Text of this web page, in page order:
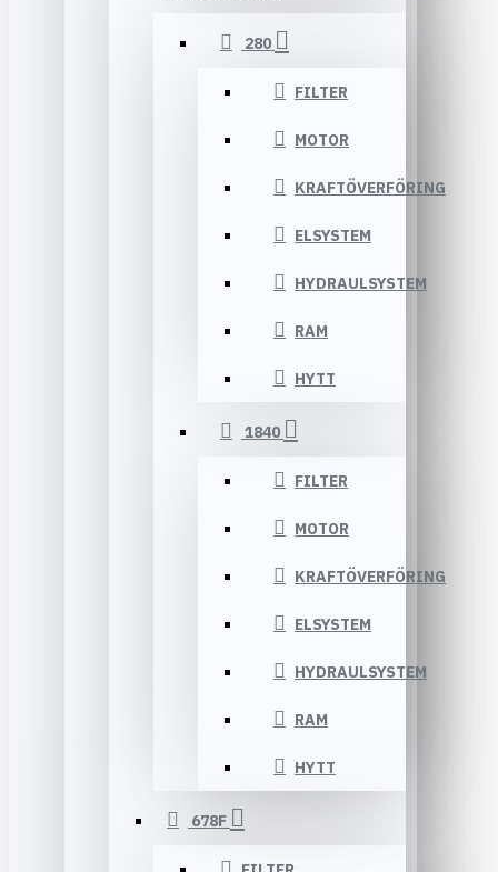
280
FILTER
MOTOR
KRAFTÖVERFÖRING
ELSYSTEM
HYDRAULSYSTEM
RAM
HYTT
1840
FILTER
MOTOR
KRAFTÖVERFÖRING
ELSYSTEM
HYDRAULSYSTEM
RAM
HYTT
678F